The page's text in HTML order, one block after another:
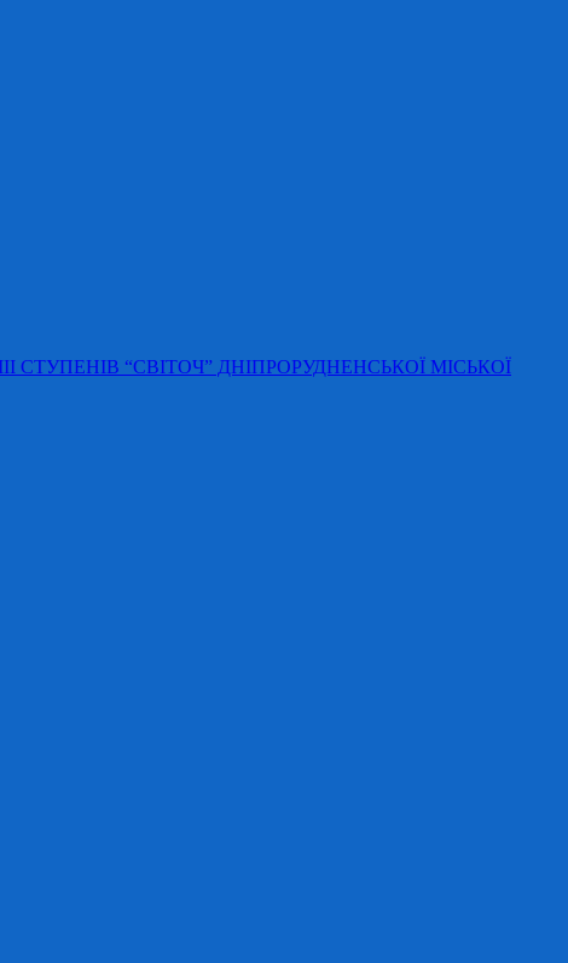
СТУПЕНІВ “СВІТОЧ” ДНІПРОРУДНЕНСЬКОЇ МІСЬКОЇ